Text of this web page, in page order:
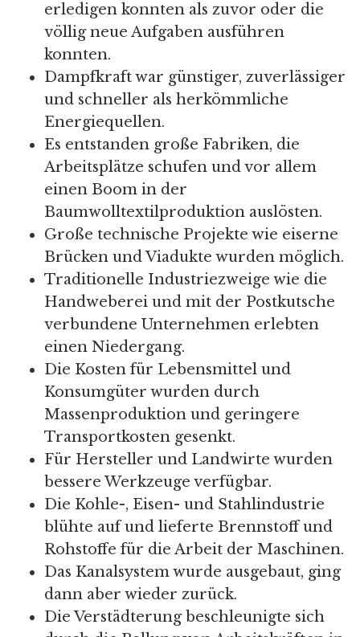
erledigen konnten als zuvor oder die
völlig neue Aufgaben ausführen
konnten.
Dampfkraft war günstiger, zuverlässiger
und schneller als herkömmliche
Energiequellen.
Es entstanden große Fabriken, die
Arbeitsplätze schufen und vor allem
einen Boom in der
Baumwolltextilproduktion auslösten.
Große technische Projekte wie eiserne
Brücken und Viadukte wurden möglich.
Traditionelle Industriezweige wie die
Handweberei und mit der Postkutsche
verbundene Unternehmen erlebten
einen Niedergang.
Die Kosten für Lebensmittel und
Konsumgüter wurden durch
Massenproduktion und geringere
Transportkosten gesenkt.
Für Hersteller und Landwirte wurden
bessere Werkzeuge verfügbar.
Die Kohle-, Eisen- und Stahlindustrie
blühte auf und lieferte Brennstoff und
Rohstoffe für die Arbeit der Maschinen.
Das Kanalsystem wurde ausgebaut, ging
dann aber wieder zurück.
Die Verstädterung beschleunigte sich